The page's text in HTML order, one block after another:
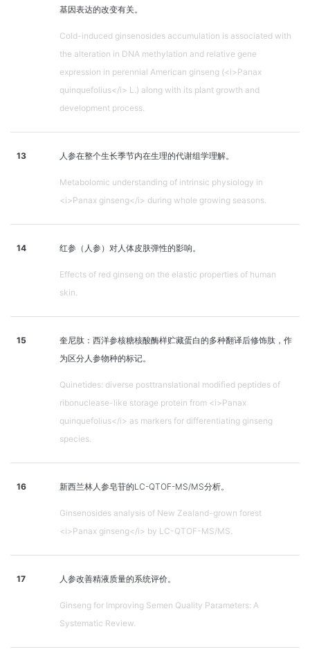
基因表达的改变有关。
Cold-induced ginsenosides accumulation is associated with
the alteration in DNA methylation and relative gene
expression in perennial American ginseng (<i>Panax
quinquefolius</i> L.) along with its plant growth and
development process.
13 人参在整个生长季节内在生理的代谢组学理解。
Metabolomic understanding of intrinsic physiology in
<i>Panax ginseng</i> during whole growing seasons.
14 红参（人参）对人体皮肤弹性的影响。
Effects of red ginseng on the elastic properties of human
skin.
15
奎尼肽：西洋参核糖核酸酶样贮藏蛋白的多种翻译后修饰肽，作
为区分人参物种的标记。
Quinetides: diverse posttranslational modified peptides of
ribonuclease-like storage protein from <i>Panax
quinquefolius</i> as markers for differentiating ginseng
species.
16 新西兰林人参皂苷的LC-QTOF-MS/MS分析。
Ginsenosides analysis of New Zealand-grown forest
<i>Panax ginseng</i> by LC-QTOF-MS/MS.
17 人参改善精液质量的系统评价。
Ginseng for Improving Semen Quality Parameters: A
Systematic Review.